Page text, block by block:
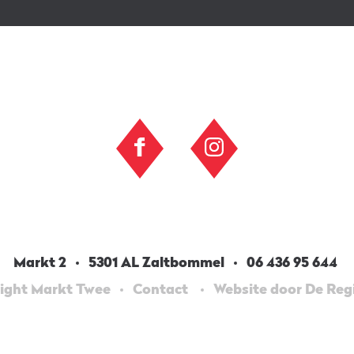
Markt 2 5301 AL Zaltbommel
06 436 95 644
Markt Twee
Contact Website door De